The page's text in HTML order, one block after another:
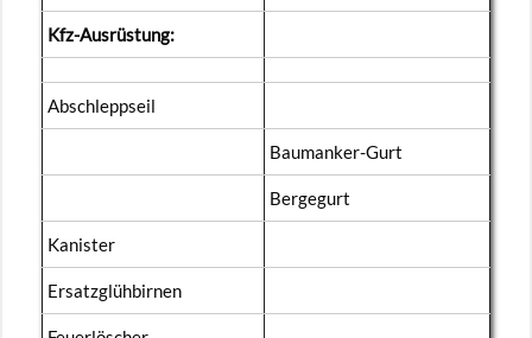
Kfz-Aus­rüs­tung:
Ab­schlepp­seil
Bau­man­ker-Gurt
Ber­ge­gurt
Ka­nis­ter
Er­satz­glüh­bir­nen